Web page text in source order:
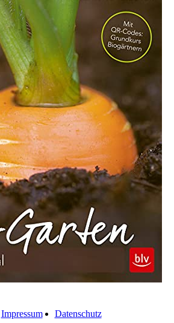
Impressum Datenschutz